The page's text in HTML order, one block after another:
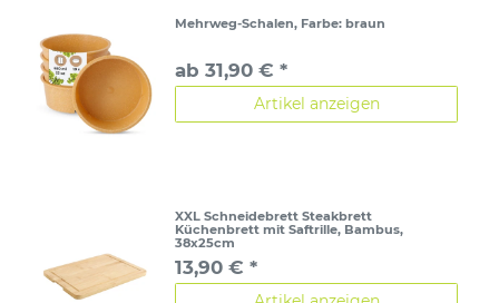
Mehrweg-Schalen, Farbe: braun
ab 31,90 € *
Artikel anzeigen
XXL Schneidebrett Steakbrett
Küchenbrett mit Saftrille, Bambus,
38x25cm
13,90 € *